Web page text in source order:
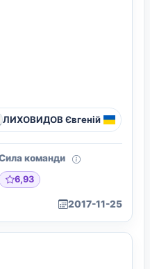
ЛИХОВИДОВ Євгеній
команди
6,93
2017-11-25